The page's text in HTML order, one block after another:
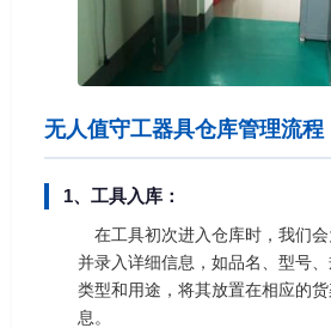
无人值守工器具仓库管理流程
1、工具入库：
在工具初次进入仓库时，我们
并录入详细信息，如品名、型号
类型和用途，将其放置在相应的
息。